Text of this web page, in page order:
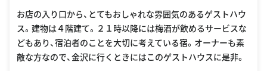
お店の入り口から、とてもおしゃれな雰囲気のあるゲストハウ
ス。建物は４階建て。２１時以降には梅酒が飲めるサービスな
どもあり、宿泊者のことを大切に考えている宿。オーナーも素
敵な方なので、金沢に行くときにはこのゲストハウスに是非。